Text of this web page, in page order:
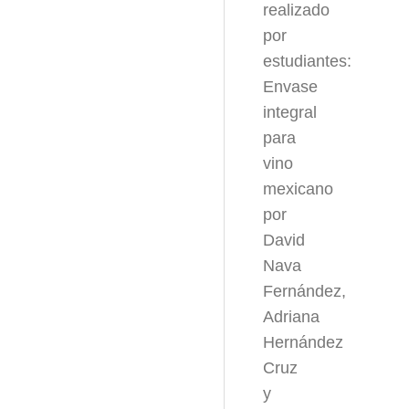
realizado
por
estudiantes:
Envase
integral
para
vino
mexicano
por
David
Nava
Fernández,
Adriana
Hernández
Cruz
y